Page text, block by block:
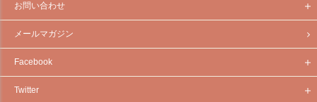
お問い合わせ
メールマガジン
Facebook
Twitter